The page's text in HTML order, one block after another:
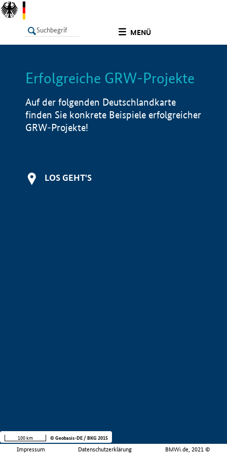
MENÜ
LISTE Info
Erfolgreiche GRW-Projekte
Auf der folgenden Deutschlandkarte
finden Sie konkrete Beispiele erfolgreicher
GRW-Projekte!
LOS GEHT'S
Impressum Datenschutzerklärung BMWi.de, 2021 ©
100 km © Geobasis-DE / BKG 2015